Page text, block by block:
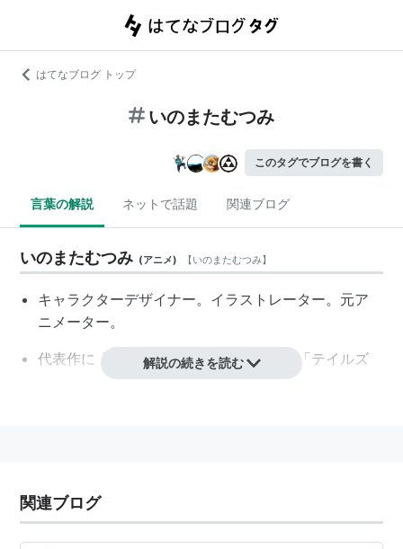
はてなブログ トップ
いのまたむつみ
このタグでブログを書く
言葉の解説 ネットで話題 関連ブログ
いのまたむつみ (アニメ) 【いのまたむつみ】
キャラクターデザイナー。イラストレーター。元ア
ニメーター。
代表作に「幻夢戦記レダ」「宇宙皇子」「テイルズ
オブエターニア」など。
猫好き。
「猪俣睦美」でクレジットされることもある。
高校生時のアルバイト経験を経て、卒業後に葦プロダク
解説の続きを読む
関連ブログ